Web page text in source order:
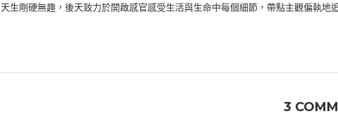
天生剛硬無趣，後天致力於開啟感官感受生活與生命中每個細節，帶點主觀偏執
3